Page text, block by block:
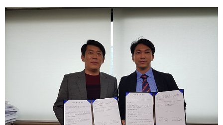
본문